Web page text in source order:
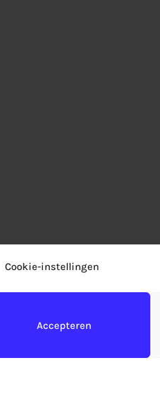
Cookie-instellingen
Accepteren
Winkelmand